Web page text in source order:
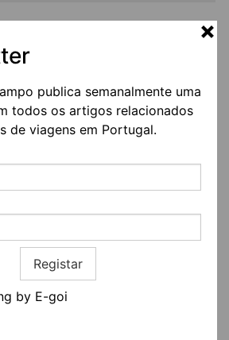
publica semanalmente uma
todos os artigos relacionados
de viagens em Portugal.
Registar
by E-goi